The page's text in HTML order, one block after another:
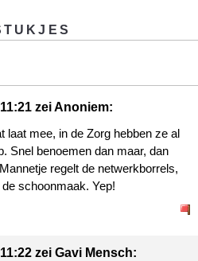
zei Anoniem:
laat mee, in de Zorg hebben ze al
Snel benoemen dan maar, dan
regelt de netwerkborrels,
schoonmaak. Yep!
zei Gavi Mensch: